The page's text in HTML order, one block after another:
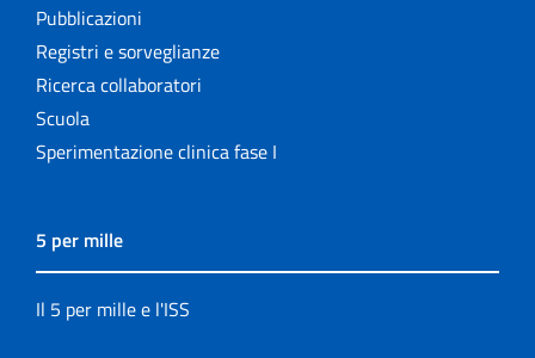
Pubblicazioni
Registri e sorveglianze
Ricerca collaboratori
Scuola
Sperimentazione clinica fase I
5 per mille
Il 5 per mille e l'ISS